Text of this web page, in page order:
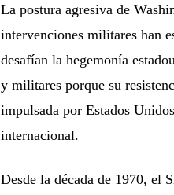
La postura agresiva de
intervenciones militares han
desafían la hegemonía
y militares porque su
impulsada por Estados
internacional.
Desde la década de 1970, el